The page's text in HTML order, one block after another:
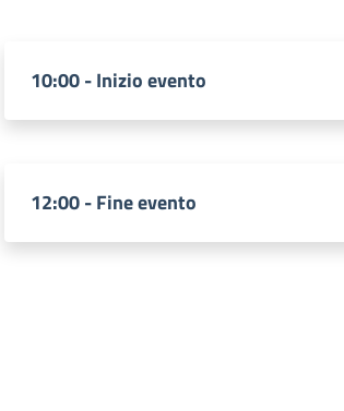
10:00 - Inizio evento
12:00 - Fine evento